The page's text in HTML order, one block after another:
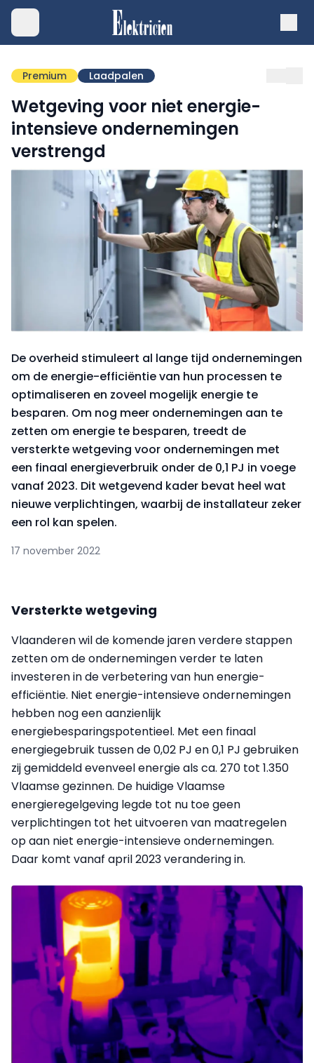
Premium Laadpalen
Wetgeving voor niet energie-
intensieve ondernemingen
verstrengd
De overheid stimuleert al lange tijd ondernemingen
om de energie-efficiëntie van hun processen te
optimaliseren en zoveel mogelijk energie te
besparen. Om nog meer ondernemingen aan te
zetten om energie te besparen, treedt de
versterkte wetgeving voor ondernemingen met
een finaal energieverbruik onder de 0,1 PJ in voege
vanaf 2023. Dit wetgevend kader bevat heel wat
nieuwe verplichtingen, waarbij de installateur zeker
een rol kan spelen.
17 november 2022
Versterkte wetgeving
Vlaanderen wil de komende jaren verdere stappen
zetten om de ondernemingen verder te laten
investeren in de verbetering van hun energie-
efficiëntie. Niet energie-intensieve ondernemingen
hebben nog een aanzienlijk
energiebesparingspotentieel. Met een finaal
energiegebruik tussen de 0,02 PJ en 0,1 PJ gebruiken
zij gemiddeld evenveel energie als ca. 270 tot 1.350
Vlaamse gezinnen. De huidige Vlaamse
energieregelgeving legde tot nu toe geen
verplichtingen tot het uitvoeren van maatregelen
op aan niet energie-intensieve ondernemingen.
Daar komt vanaf april 2023 verandering in.